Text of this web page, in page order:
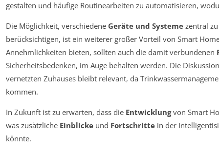
gestalten und häufige Routinearbeiten zu automatisieren,
Die Möglichkeit, verschiedene Geräte und Systeme zentral
berücksichtigen, ist ein weiterer großer Vorteil von Smart
Annehmlichkeiten bieten, sollten auch die damit verbundenen
Sicherheitsbedenken, im Auge behalten werden. Die
vernetzten Zuhauses bleibt relevant, da
kommen.
In Zukunft ist zu erwarten, dass die Entwicklungvon Smart
was zusätzliche Einblicke und Fortschritte in der
könnte.